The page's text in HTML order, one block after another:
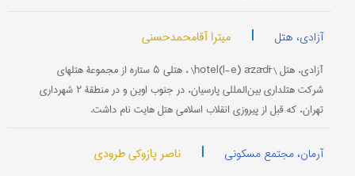
آزادی، هتل | میترا آقامحمدحسنی
آزادی، هتل \ hotel(l-e) āzādī\ ، هتلی ۵ ستاره از مجموعۀ هتلهای
شرکت هتلداری بین‌المللی پارسیان، در جنوب اوین و در منطقۀ ۲ شهرداری
تهران، که قبل از پیروزی انقلاب اسلامی هتل هایت نام داشت.
آرمان، مجتمع مسکونی | ناصر پازوکی طرودی